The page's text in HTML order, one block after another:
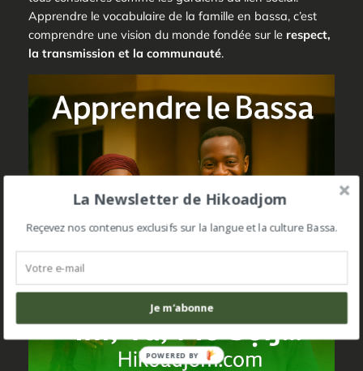
Apprendre le vocabulaire de la famille en bassa, c’est
comprendre une vision du monde fondée sur le respect,
la transmission et la communauté.
La Newsletter de Hikoadjom
Reçevez nos contenus exclusifs sur la langue et la culture Bassa.
Je m’abonne
POWERED BY